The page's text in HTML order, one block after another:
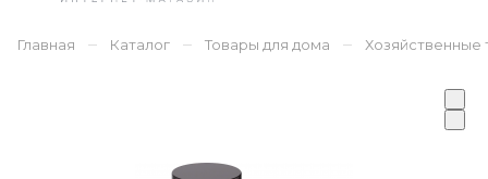
Главная – Каталог – Товары для дома – Хозяйственные